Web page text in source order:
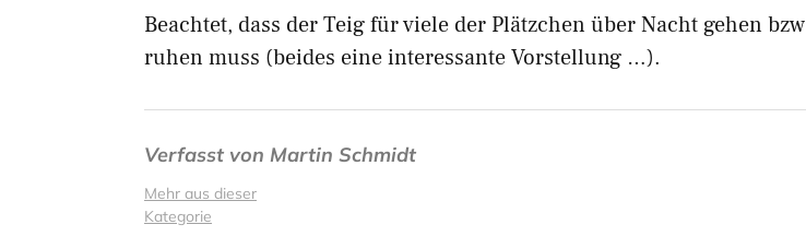
Beachtet, dass der Teig für viele der Plätzchen über Nacht gehen bzw
ruhen muss (beides eine interessante Vorstellung …).
Verfasst von Martin Schmidt
Mehr aus dieser
Kategorie